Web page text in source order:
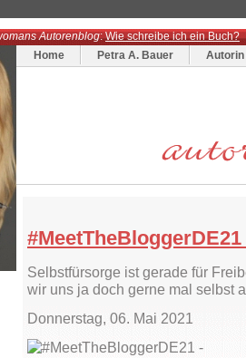
Autorenblog:Wie schreibe ich ein Buch?
Home
Petra A. Bauer Autorin
Selbstfürsorge ist gerade für
wir uns ja doch gerne mal selbst
Donnerstag, 06. Mai 2021